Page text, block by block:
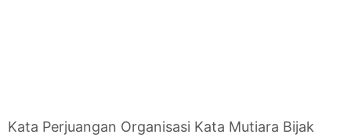
Kata Perjuangan Organisasi Kata Mutiara Bijak